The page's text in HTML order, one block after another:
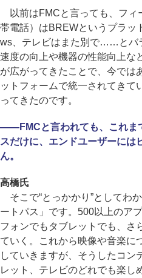
以前はFMCと言っても、フィ
帯電話）はBREWというプラッ
ws、テレビはまた別で……とバ
速度の向上や機器の性能向上な
が広がってきたことで、今では
ットフォームで統一されてきて
ってきたのです。
――FMCと言われても、これま
スだけに、エンドユーザーには
ん。
高橋氏
そこで“とっかかり”としてわ
ートパス」です。500以上のア
フォンでもタブレットでも、さ
ていく。これから映像や音楽に
していきますが、そうしたコン
レット、テレビのどれでも楽し